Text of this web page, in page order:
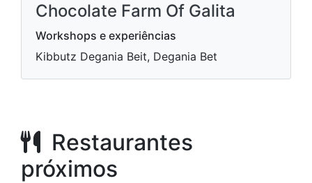
Chocolate Farm Of Galita
Workshops e experiências
Kibbutz Degania Beit, Degania Bet
Restaurantes
próximos